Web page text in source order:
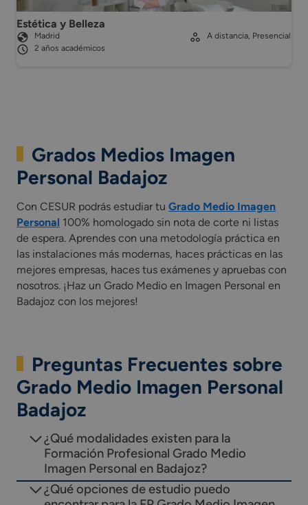
Estética y Belleza
Madrid
2 años académicos
A distancia, Presencial
Grados Medios Imagen
Personal Badajoz
Con CESUR podrás estudiar tu Grado Medio Imagen
Personal 100% homologado sin nota de corte ni listas
de espera. Aprendes con una metodología práctica en
las instalaciones más modernas, haces prácticas en las
mejores empresas, haces tus exámenes y apruebas con
nosotros. ¡Haz un Grado Medio en Imagen Personal en
Badajoz con los mejores!
Preguntas Frecuentes sobre
Grado Medio Imagen Personal
Badajoz
¿Qué modalidades existen para la
Formación Profesional Grado Medio
Imagen Personal en Badajoz?
¿Qué opciones de estudio puedo